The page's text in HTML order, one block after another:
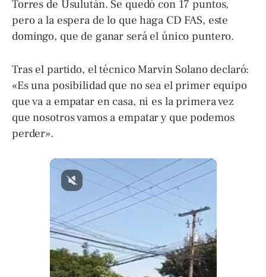
Torres de Usulután. Se quedó con 17 puntos,
pero a la espera de lo que haga CD FAS, este
domingo, que de ganar será el único puntero.
Tras el partido, el técnico Marvin Solano declaró:
«Es una posibilidad que no sea el primer equipo
que va a empatar en casa, ni es la primera vez
que nosotros vamos a empatar y que podemos
perder».